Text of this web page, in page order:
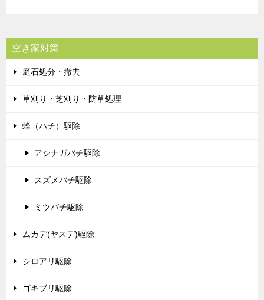
空き家対策
庭石処分・撤去
草刈り・芝刈り・防草処理
蜂（ハチ）駆除
アシナガバチ駆除
スズメバチ駆除
ミツバチ駆除
ムカデ(ヤスデ)駆除
シロアリ駆除
ゴキブリ駆除